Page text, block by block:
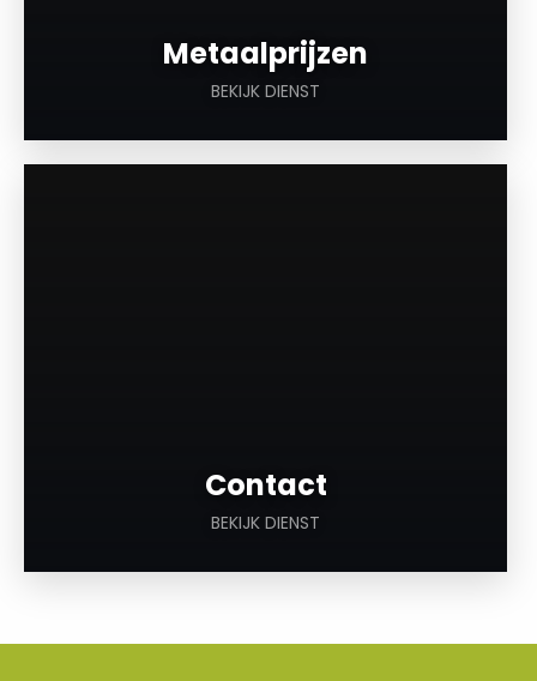
Metaalprijzen
BEKIJK DIENST
Contact
BEKIJK DIENST